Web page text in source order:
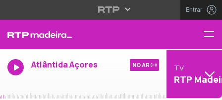
Entrar
Atlântida Açores NO AR TV
RTP